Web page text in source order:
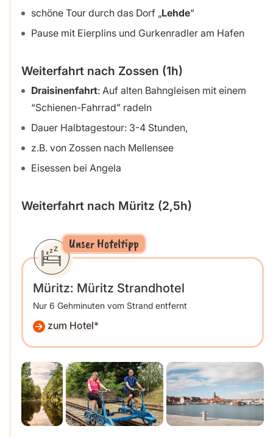
schöne Tour durch das Dorf „Lehde“
Pause mit Eierplins und Gurkenradler am Hafen
Weiterfahrt nach Zossen (1h)
Draisinenfahrt: Auf alten Bahngleisen mit einem
“Schienen-Fahrrad” radeln
Dauer Halbtagestour: 3-4 Stunden,
z.B. von Zossen nach Mellensee
Eisessen bei Angela
Weiterfahrt nach Müritz (2,5h)
Unser Hoteltipp
Müritz: Müritz Strandhotel
Nur 6 Gehminuten vom Strand entfernt
zum Hotel